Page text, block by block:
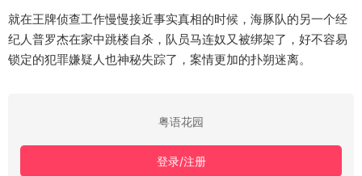
就在王牌侦查工作慢慢接近事实真相的时候，海豚队的另一个经
纪人普罗杰在家中跳楼自杀，队员马连奴又被绑架了，好不容易
锁定的犯罪嫌疑人也神秘失踪了，案情更加的扑朔迷离。
粤语花园
登录/注册